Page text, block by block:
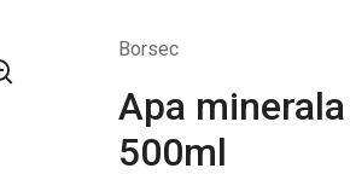
Borsec
Apa
500ml